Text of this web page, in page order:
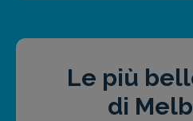
Le più
di